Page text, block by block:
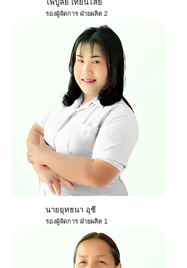
ไพบูลย์ เทียนไสย
รองผู้จัดการ ฝ่ายผลิต 2
นายยุทธนา อุชี
รองผู้จัดการ ฝ่ายผลิต 1